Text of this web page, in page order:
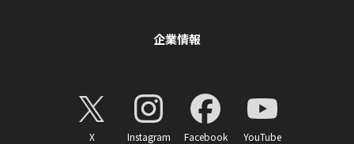
企業情報
X Instagram Facebook YouTube